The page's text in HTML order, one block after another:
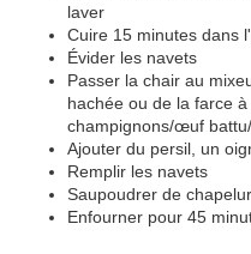
laver
Cuire 15 minutes dans
Évider les navets
Passer la chair au
hachée ou de la farce
champignons/œuf
Ajouter du persil, un
Remplir les navets
Saupoudrer de
Enfourner pour 45